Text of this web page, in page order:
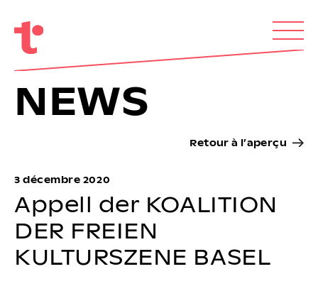
NEWS
3 décembre 2020
Appell der KOALITION
DER FREIEN
KULTURSZENE BASEL
Retour à l’aperçu